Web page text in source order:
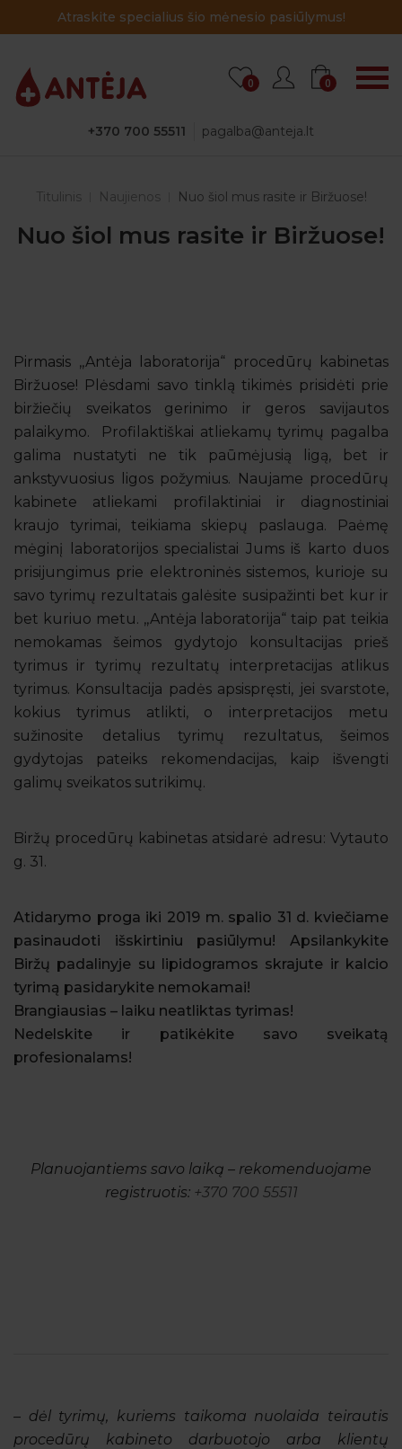
Atraskite specialius šio mėnesio
+370 700 55511 pagalba@anteja.lt
0 0
Titulinis Naujienos Nuo šiol mus rasite ir Biržuose!
Nuo šiol mus rasite ir Biržuose!
Pirmasis ,,Antėja laboratorija“ procedūrų kabinetas
Biržuose! Plėsdami savo tinklą tikimės prisidėti prie
biržiečių sveikatos gerinimo ir geros savijautos
palaikymo. Profilaktiškai atliekamų tyrimų pagalba
galima nustatyti ne tik paūmėjusią ligą, bet ir
ankstyvuosius ligos požymius. Naujame procedūrų
kabinete atliekami profilaktiniai ir diagnostiniai
kraujo tyrimai, teikiama skiepų paslauga. Paėmę
mėginį laboratorijos specialistai Jums iš karto duos
prisijungimus prie elektroninės sistemos, kurioje su
savo tyrimų rezultatais galėsite susipažinti bet kur ir
bet kuriuo metu. ,,Antėja laboratorija“ taip pat teikia
nemokamas šeimos gydytojo konsultacijas prieš
tyrimus ir tyrimų rezultatų interpretacijas atlikus
tyrimus. Konsultacija padės apsispręsti, jei svarstote,
kokius tyrimus atlikti, o interpretacijos metu
sužinosite detalius tyrimų rezultatus, šeimos
gydytojas pateiks rekomendacijas, kaip išvengti
galimų sveikatos sutrikimų.
Biržų procedūrų kabinetas atsidarė adresu: Vytauto
g. 31.
Atidarymo proga iki 2019 m. spalio 31 d. kviečiame
pasinaudoti išskirtiniu pasiūlymu! Apsilankykite
Biržų padalinyje su lipidogramos skrajute ir kalcio
tyrimą pasidarykite nemokamai!
Brangiausias – laiku neatliktas tyrimas!
Nedelskite ir patikėkite savo sveikatą
profesionalams!
Planuojantiems savo laiką – rekomenduojame
registruotis: +370 700 55511
– dėl tyrimų, kuriems taikoma nuolaida teirautis
procedūrų kabineto darbuotojo arba klientų